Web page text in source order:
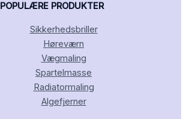
POPULÆRE PRODUKTER
Sikkerhedsbriller
Høreværn
Vægmaling
Spartelmasse
Radiatormaling
Algefjerner